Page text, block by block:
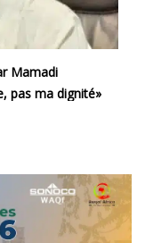
ma dignité»